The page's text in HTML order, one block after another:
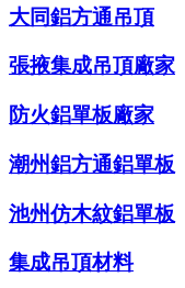
大同鋁方通吊頂
張掖集成吊頂廠家
防火鋁單板廠家
潮州鋁方通鋁單板
池州仿木紋鋁單板
集成吊頂材料